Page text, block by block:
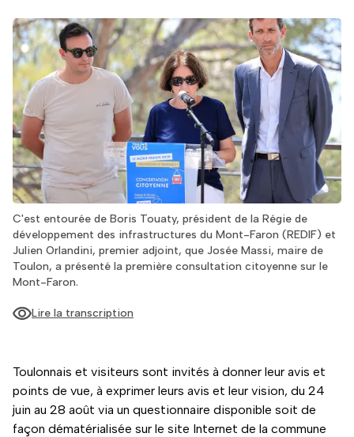
C'est entourée de Boris Touaty, président de la Régie de
développement des infrastructures du Mont-Faron (REDIF) et
Julien Orlandini, premier adjoint, que Josée Massi, maire de
Toulon, a présenté la première consultation citoyenne sur le
Mont-Faron.
Lire la transcription
Toulonnais et visiteurs sont invités à donner leur avis et
points de vue, à exprimer leurs avis et leur vision, du 24
juin au 28 août via un questionnaire disponible soit de
façon dématérialisée sur le site Internet de la commune